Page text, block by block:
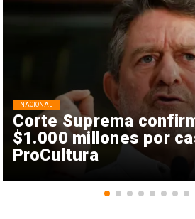
Corte Suprema
$1.000 millones por
ProCultura
NACIONAL